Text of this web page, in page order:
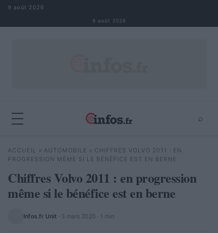
Aller au contenu
9 août 2026
9 août 2026
⌕
Rechercher
ACCUEIL » AUTOMOBILE » CHIFFRES VOLVO 2011 : EN
PROGRESSION MÊME SI LE BÉNÉFICE EST EN BERNE
Chiffres Volvo 2011 : en progression
même si le bénéfice est en berne
Infos.fr Unit · 3 mars 2020 · 1 min